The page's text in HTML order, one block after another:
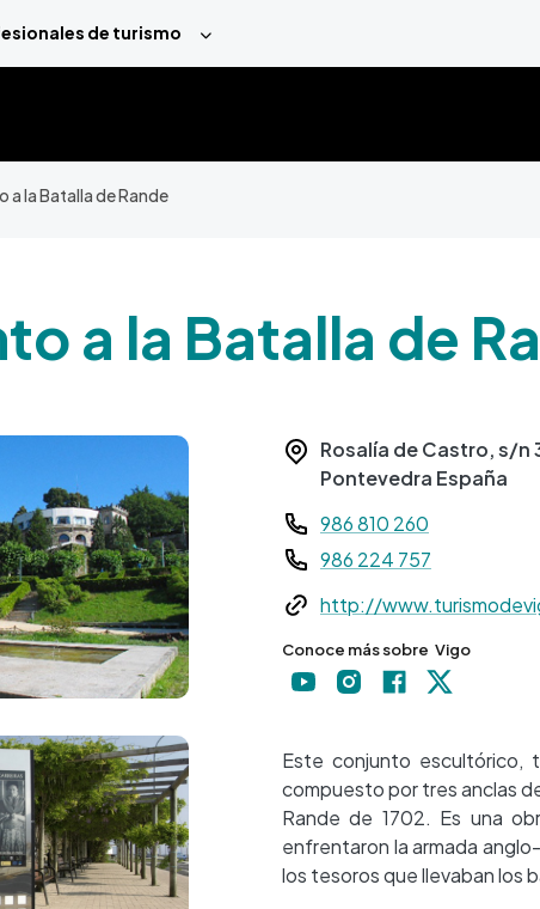
de turismo
a la Batalla de Rande
a la Batalla de
Rosalía de Castro, s/n
Pontevedra España
Teléfono
986 810 260
986 224 757
Webhttp://
Conoce más sobre Vigo
Este conjunto escultórico,
compuesto por tres anclas
Rande de 1702. Es una
enfrentaron la armada
los tesoros que llevaban los